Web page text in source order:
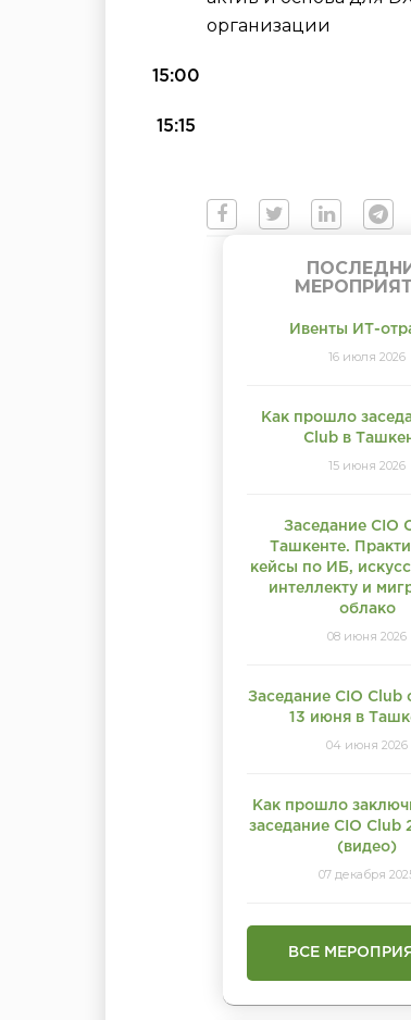
организации
15:00
15:15
Ивенты ИТ-
16 июля 2026
Как прошло
Club в
15 июня 2026
Заседание CIO
Ташкенте.
кейсы по ИБ,
интеллекту и
облако
08 июня 2026
Заседание CIO Club
13 июня в
04 июня 2026
Как прошло
заседание CIO Club
(видео)
07 декабря
ВСЕ